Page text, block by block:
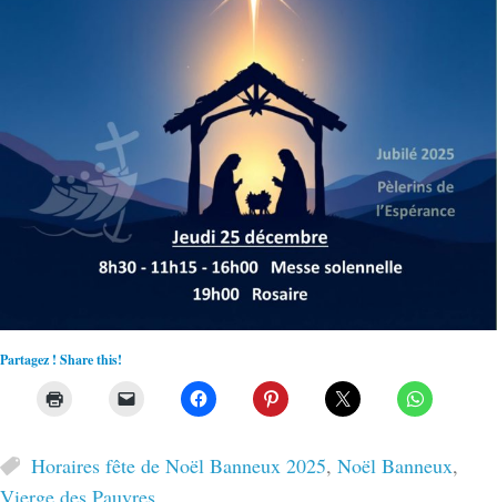
Partagez ! Share this!
Horaires fête de Noël Banneux 2025, Noël Banneux,